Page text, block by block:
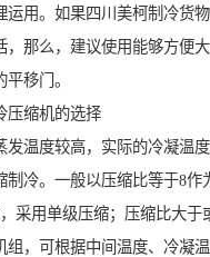
运用。如果四川美柯制冷货
，那么，建议使用能够方便
移门。
压缩机的选择
发温度较高，实际的冷凝温
制冷。一般以压缩比等于8作
采用单级压缩；压缩比大于
组，可根据中间温度、冷凝